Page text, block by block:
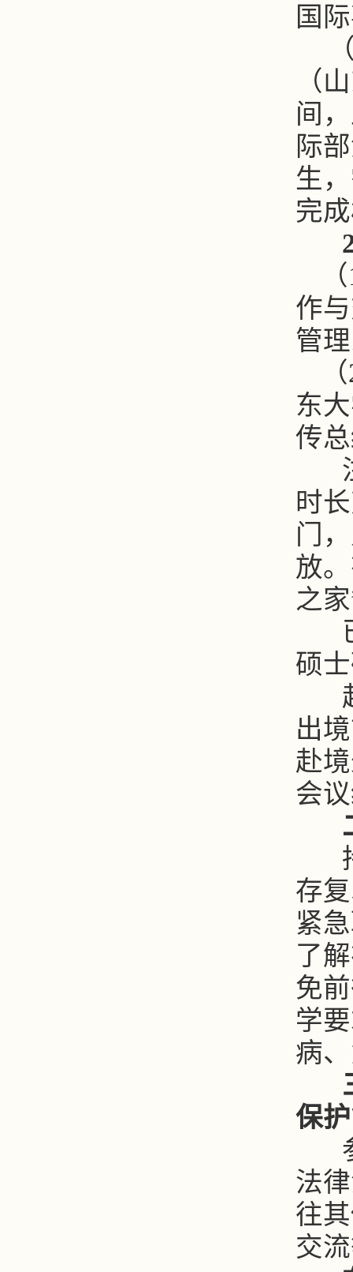
国
（
间
际
生
完
作
管
东
传
时
门
放
之
硕
出
赴
会
存
紧
了
免
学
病
保
法
往
交